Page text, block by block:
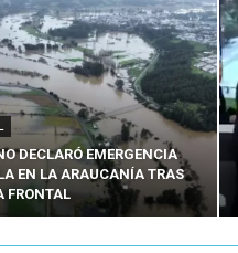
DECLARÓ EMERGENCIA
EN LA ARAUCANÍA TRAS
FRONTAL